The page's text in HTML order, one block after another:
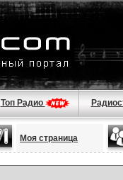
Топ Радио
Моя страница